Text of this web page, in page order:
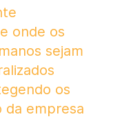
onde os
sejam
os
da empresa